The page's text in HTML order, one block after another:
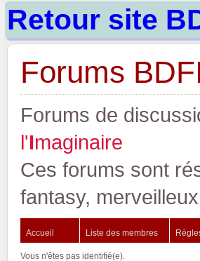
Retour site
Forums
Forums de
l'Imaginaire
Ces forums sont
fantasy,
Accueil Liste des membres
Vous n'êtes pas identifié(e).